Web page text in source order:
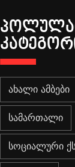
ახალი ამბები
სამართალი
სოციალური